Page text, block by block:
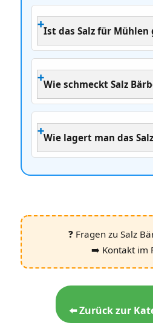
Ist das Salz für Mühlen
Wie schmeckt Salz
Wie lagert man das
❓ Fragen zu Salz
➡️ Kontakt im
⬅️ Zurück zur